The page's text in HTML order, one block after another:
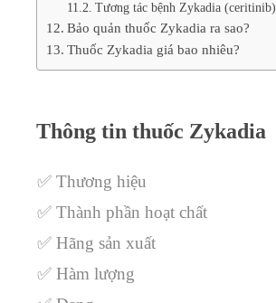
Tương tác bệnh Zykadia (ceritinib)
Bảo quản thuốc Zykadia ra sao?
Thuốc Zykadia giá bao nhiêu?
Thông tin thuốc Zykadia
✅ Thương hiệu
✅ Thành phần hoạt chất
✅ Hãng sản xuất
✅ Hàm lượng